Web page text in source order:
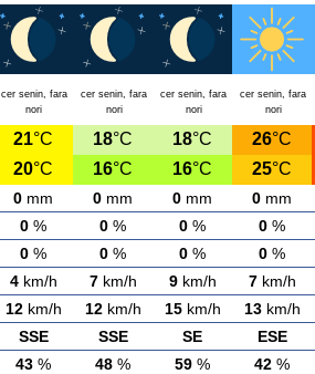
cer senin, fara
nori
cer senin, fara
nori
cer senin, fara
nori
cer senin, fara
nori
21°C 18°C 18°C 26°C
20°C 16°C 16°C 25°C
0 mm 0 mm 0 mm 0 mm
0 % 0 % 0 % 0 %
0 % 0 % 0 % 0 %
4km/h 7km/h 9km/h 7km/h
12km/h 12km/h 15km/h 13km/h
SSE SSE SE ESE
43 % 48 % 59 % 42 %